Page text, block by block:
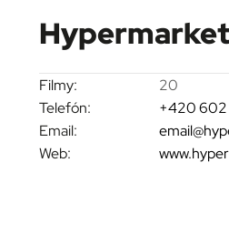
Filmy:
20
Telefón:
+420
Email:
Web: